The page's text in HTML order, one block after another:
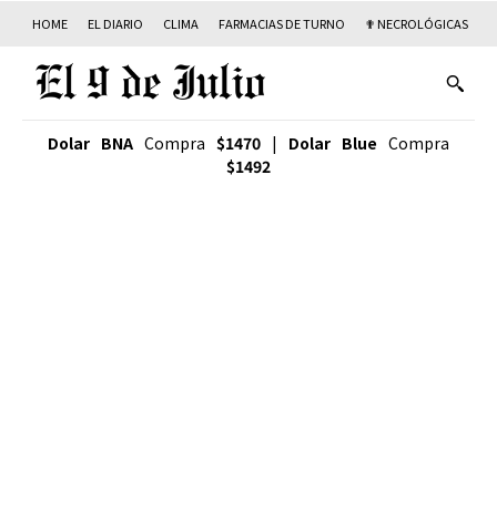
HOME EL DIARIO CLIMA FARMACIAS DE TURNO ✟ NECROLÓGICAS
Dolar BNA Compra $1470 | Dolar Blue Compra
$1492